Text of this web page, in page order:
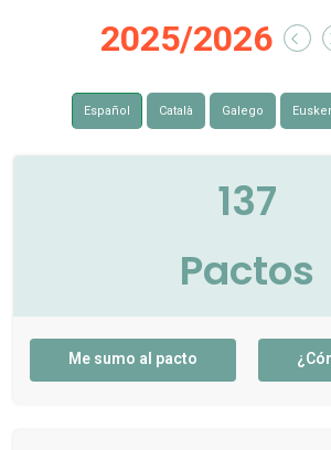
2025/2026
Español Català Galego
137
Pactos
Me sumo al pacto